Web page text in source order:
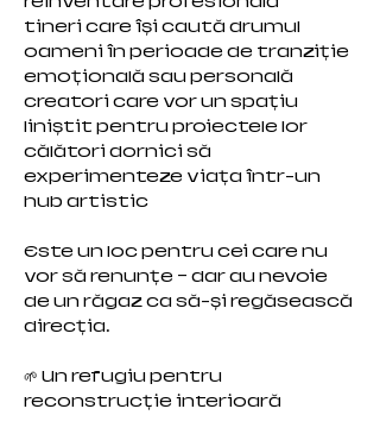
tineri care își caută drumul
oameni în perioade de tranziție
emoțională sau personală
creatori care vor un spațiu
liniștit pentru proiectele lor
călători dornici să
experimenteze viața într-un
hub artistic
Este un loc pentru cei care nu
vor să renunțe — dar au nevoie
de un răgaz ca să-și regăsească
direcția.
🌱 Un refugiu pentru
reconstrucție interioară